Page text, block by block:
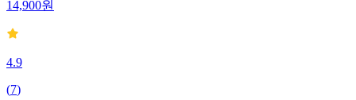
14,900원
4.9
(7)